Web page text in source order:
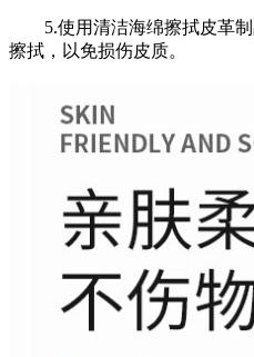
5.使用清洁海绵擦拭皮革制
擦拭，以免损伤皮质。